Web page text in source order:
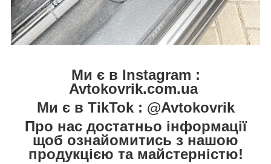
Ми є в Instagram :
Avtokovrik.com.ua
Ми є в TikTok : @Avtokovrik
Про нас достатньо інформації
щоб ознайомитись з нашою
продукцією та майстерністю!